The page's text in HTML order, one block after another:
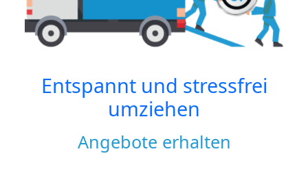
Entspannt und stressfrei
umziehen
Angebote erhalten